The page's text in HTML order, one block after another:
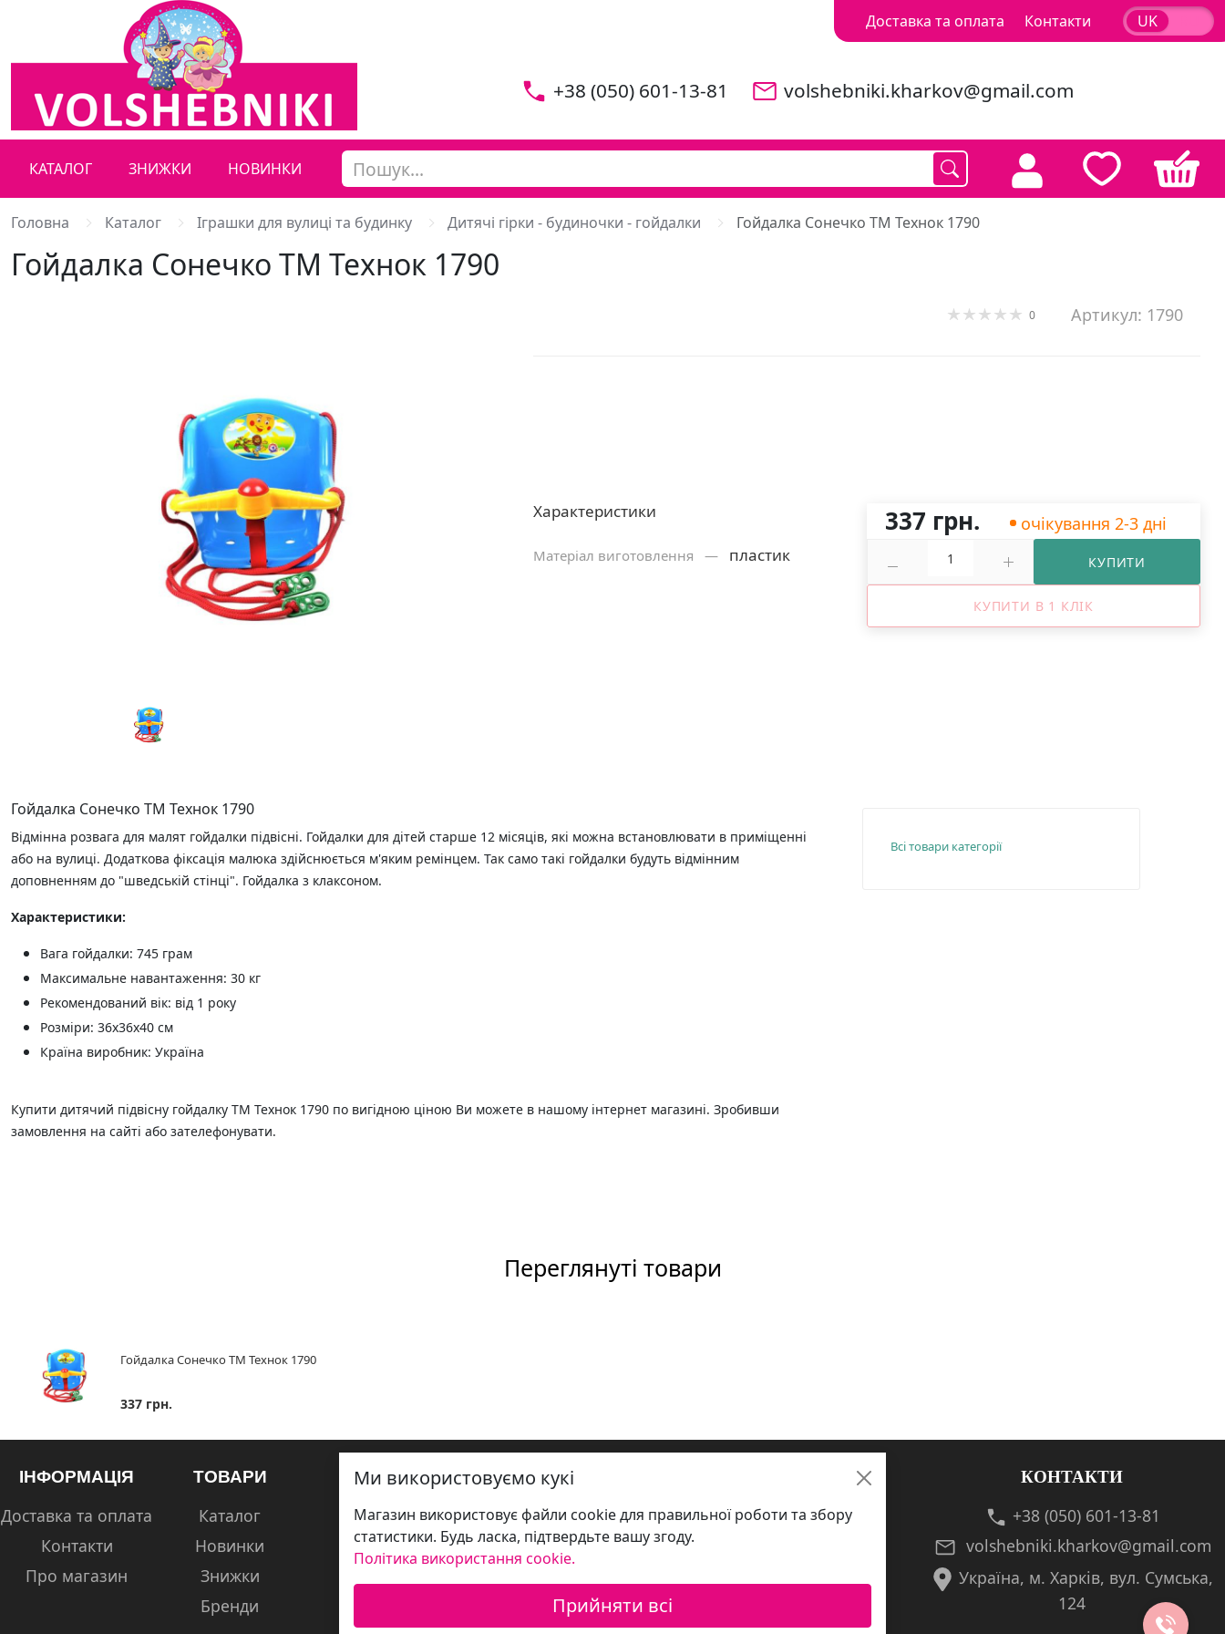
Доставка та оплата Контакти UK
+38 (050) 601-13-81 volshebniki.kharkov@gmail.com
КАТАЛОГ ЗНИЖКИ НОВИНКИ
Головна Каталог Іграшки для вулиці та будинку Дитячі гірки - будиночки - гойдалки Гойдалка Сонечко ТМ Технок 1790
Гойдалка Сонечко ТМ Технок 1790
0 Артикул: 1790
Характеристики
Матеріал виготовлення — пластик
337 грн. очікування 2-3 дні
КУПИТИ
КУПИТИ В 1 КЛІК
Гойдалка Сонечко ТМ Технок 1790
Відмінна розвага для малят гойдалки підвісні. Гойдалки для дітей старше 12 місяців, які можна встановлювати в приміщенні
або на вулиці. Додаткова фіксація малюка здійснюється м'яким ремінцем. Так само такі гойдалки будуть відмінним
доповненням до "шведській стінці". Гойдалка з клаксоном.
Характеристики:
Вага гойдалки: 745 грам
Максимальне навантаження: 30 кг
Рекомендований вік: від 1 року
Розміри: 36х36х40 см
Країна виробник: Україна
Купити дитячий підвісну гойдалку ТМ Технок 1790 по вигідною ціною Ви можете в нашому інтернет магазині. Зробивши
замовлення на сайті або зателефонувати.
Всі товари категорії
Переглянуті товари
Гойдалка Сонечко ТМ Технок 1790
337 грн.
ІНФОРМАЦІЯ
Доставка та оплата
Контакти
Про магазин
ТОВАРИ
Каталог
Новинки
Знижки
Бренди
КОНТАКТИ
+38 (050) 601-13-81
volshebniki.kharkov@gmail.com
Україна, м. Харків, вул. Сумська,
124
Ми використовуємо кукі
Магазин використовує файли cookie для правильної роботи та збору
статистики. Будь ласка, підтвердьте вашу згоду.
Політика використання cookie.
Прийняти всі